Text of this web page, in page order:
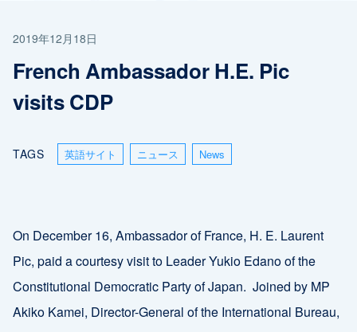
2019年12月18日
French Ambassador H.E. Pic
visits CDP
TAGS 英語サイト ニュース News
On December 16, Ambassador of France, H. E. Laurent
Pic, paid a courtesy visit to Leader Yukio Edano of the
Constitutional Democratic Party of Japan. Joined by MP
Akiko Kamei, Director-General of the International Bureau,